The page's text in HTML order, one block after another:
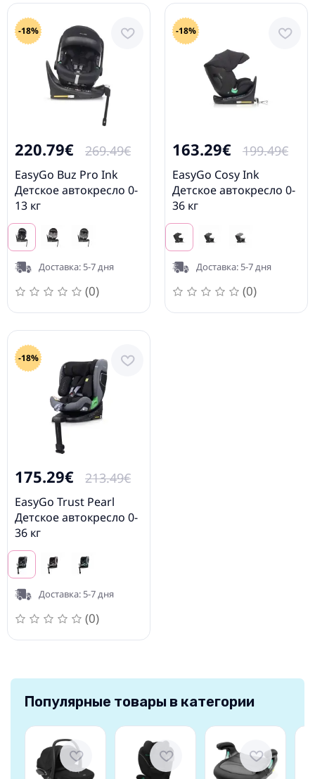
-18%
220.79€ 269.49€
EasyGo Buz Pro Ink
Детское автокресло 0-
13 кг
Доставка: 5-7 дня
(0)
-18%
163.29€ 199.49€
EasyGo Cosy Ink
Детское автокресло 0-
36 кг
Доставка: 5-7 дня
(0)
-18%
175.29€ 213.49€
EasyGo Trust Pearl
Детское автокресло 0-
36 кг
Доставка: 5-7 дня
(0)
Популярные товары в категории